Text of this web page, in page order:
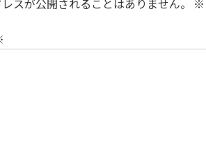
スが公開されることはありません。 ※